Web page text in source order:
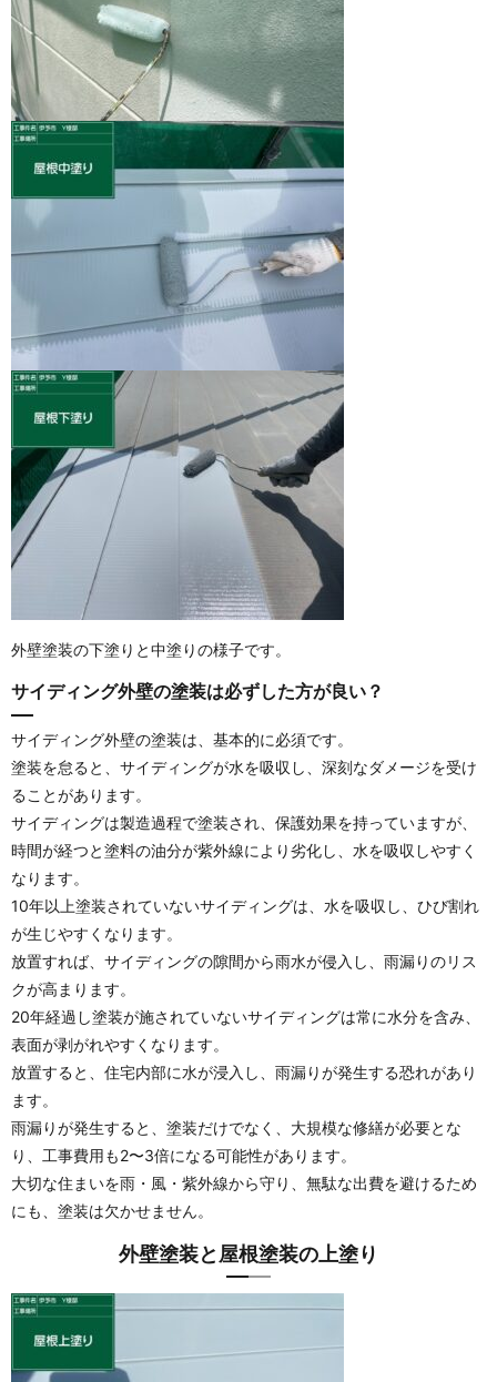
外壁塗装の下塗りと中塗りの様子です。
サイディング外壁の塗装は必ずした方が良い？
サイディング外壁の塗装は、基本的に必須です。
塗装を怠ると、サイディングが水を吸収し、深刻なダメージを受け
ることがあります。
サイディングは製造過程で塗装され、保護効果を持っていますが、
時間が経つと塗料の油分が紫外線により劣化し、水を吸収しやすく
なります。
10年以上塗装されていないサイディングは、水を吸収し、ひび割れ
が生じやすくなります。
放置すれば、サイディングの隙間から雨水が侵入し、雨漏りのリス
クが高まります。
20年経過し塗装が施されていないサイディングは常に水分を含み、
表面が剥がれやすくなります。
放置すると、住宅内部に水が浸入し、雨漏りが発生する恐れがあり
ます。
雨漏りが発生すると、塗装だけでなく、大規模な修繕が必要とな
り、工事費用も2〜3倍になる可能性があります。
大切な住まいを雨・風・紫外線から守り、無駄な出費を避けるため
にも、塗装は欠かせません。
外壁塗装と屋根塗装の上塗り